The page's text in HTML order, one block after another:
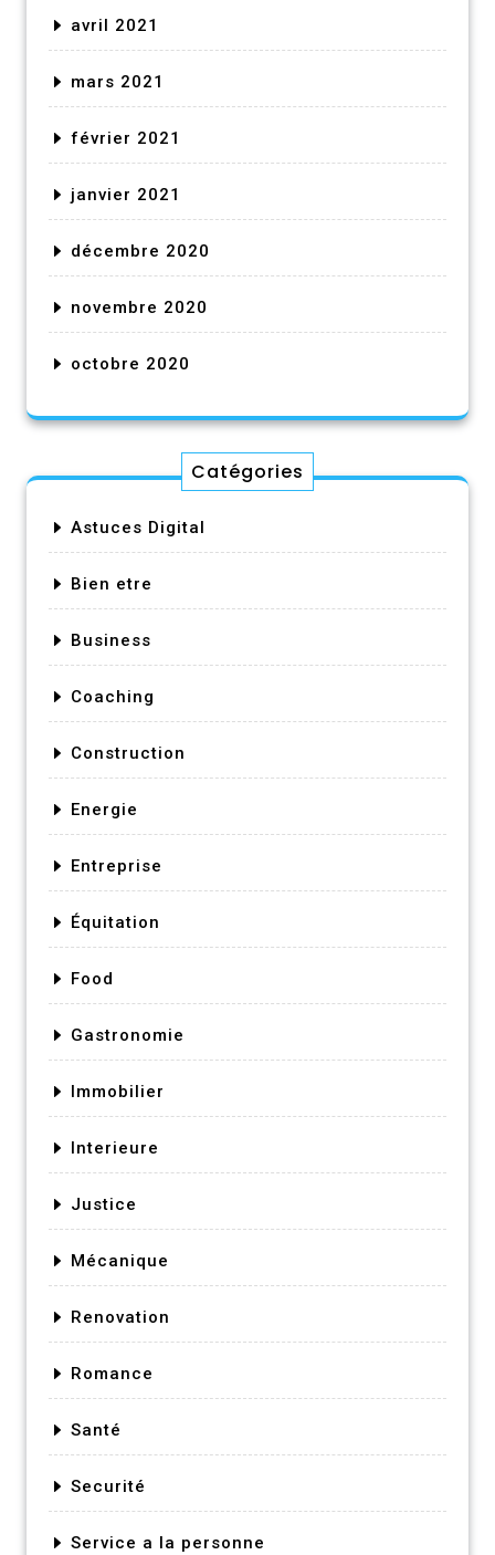
avril 2021
mars 2021
février 2021
janvier 2021
décembre 2020
novembre 2020
octobre 2020
Catégories
Astuces Digital
Bien etre
Business
Coaching
Construction
Energie
Entreprise
Équitation
Food
Gastronomie
Immobilier
Interieure
Justice
Mécanique
Renovation
Romance
Santé
Securité
Service a la personne